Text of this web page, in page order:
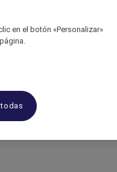
en el botón «Personalizar»